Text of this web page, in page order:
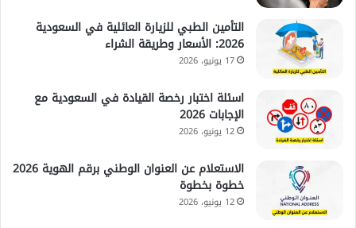
التأمين الطبي للزيارة العائلية في السعودية
2026: الأسعار وطريقة الشراء
17 يونيو، 2026
اسئلة اختبار رخصة القيادة في السعودية مع
الإجابات 2026
12 يونيو، 2026
الاستعلام عن العنوان الوطني برقم الهوية 2026
خطوة بخطوة
12 يونيو، 2026